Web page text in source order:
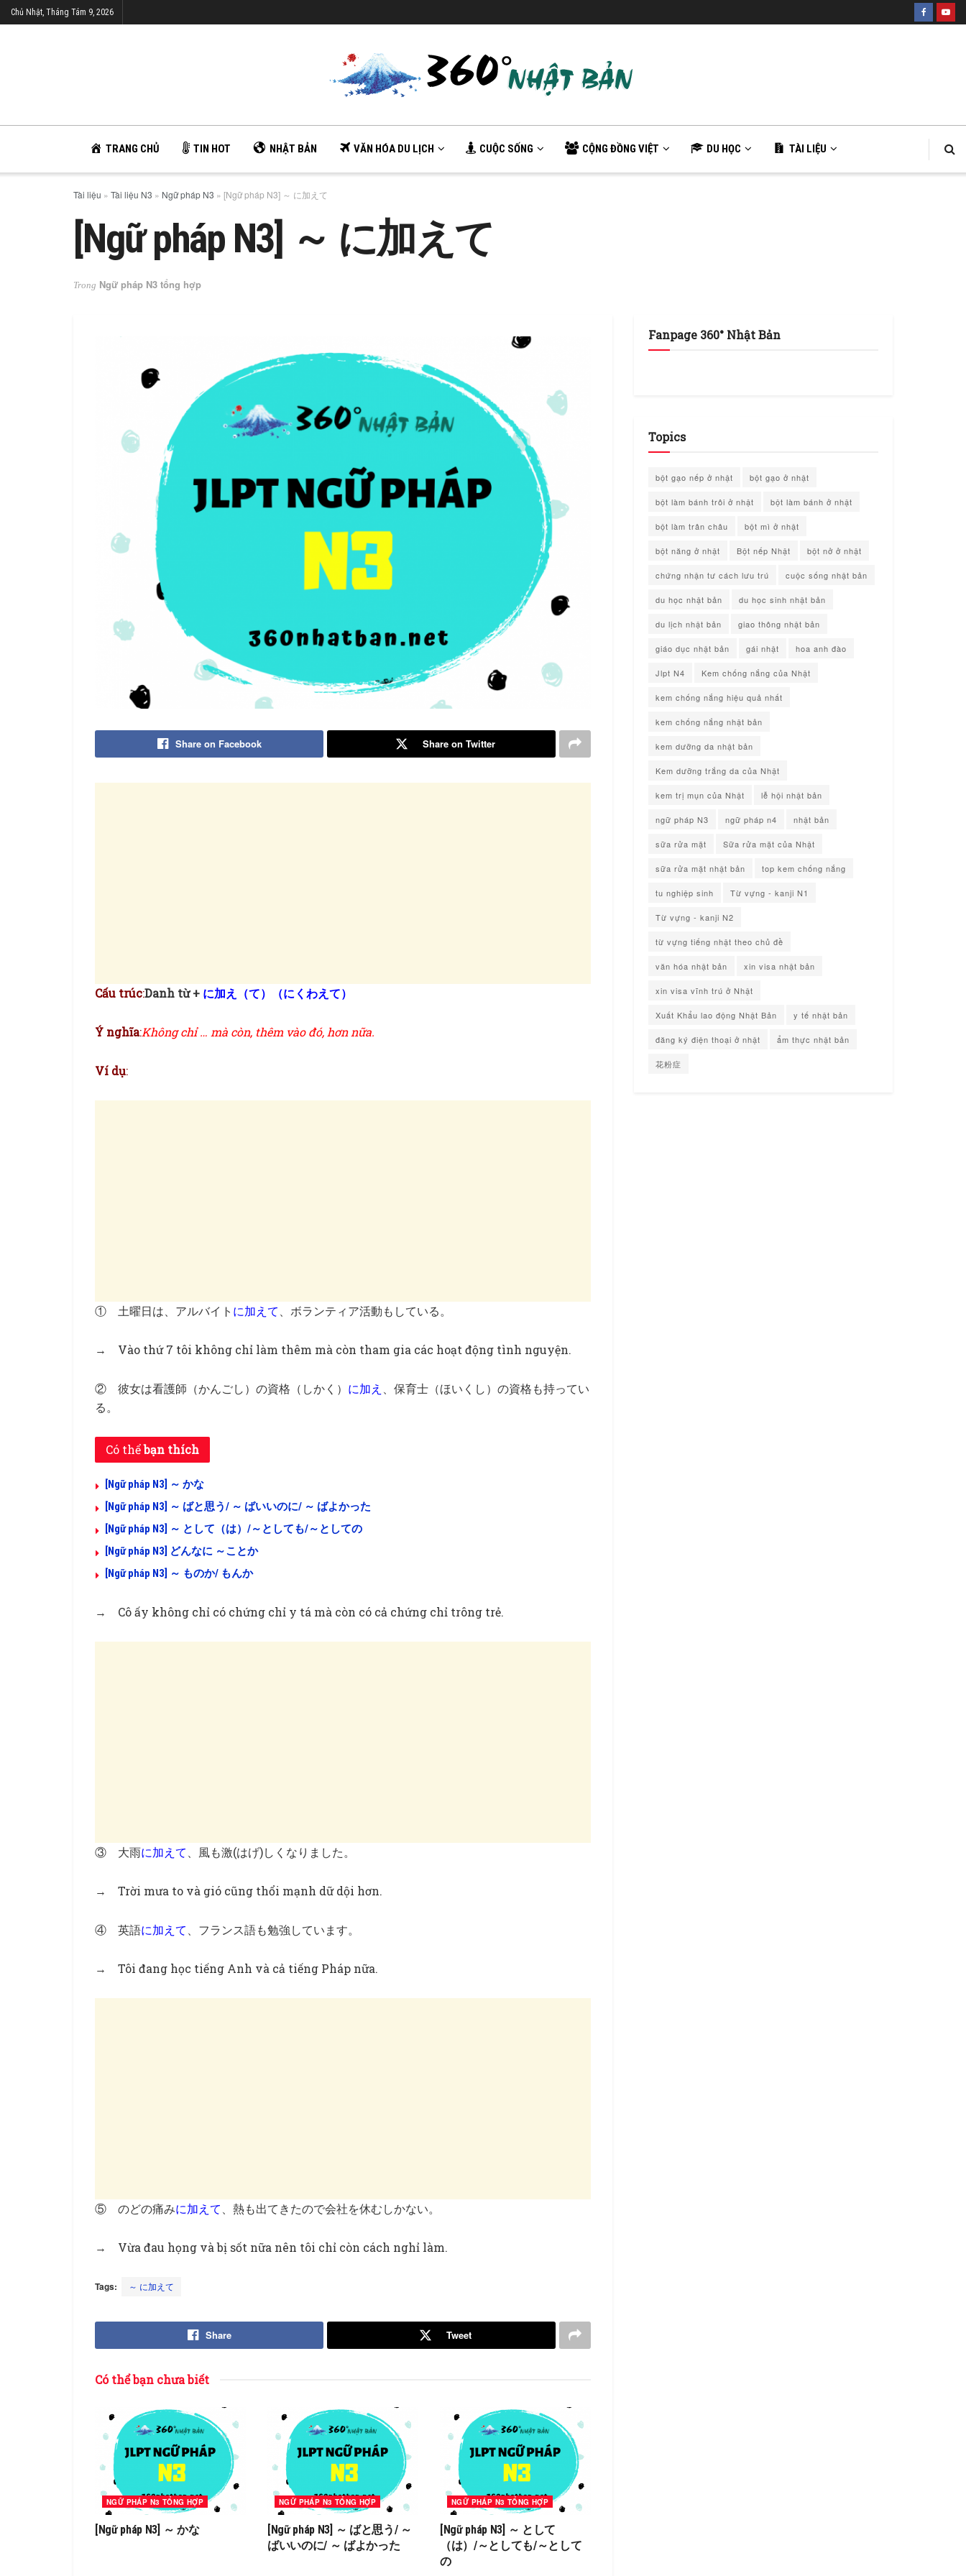
Chủ Nhật, Tháng Tám 9, 2026
TRANG CHỦ TIN HOT NHẬT BẢN VĂN HÓA DU LỊCH CUỘC SỐNG CỘNG ĐỒNG VIỆT DU HỌC TÀI LIỆU
Tài liệu » Tài liệu N3 » Ngữ pháp N3 » [Ngữ pháp N3] ～ に加えて
[Ngữ pháp N3] ～ に加えて
Trong Ngữ pháp N3 tổng hợp
Share on Facebook Share on Twitter
Cấu trúc:Danh từ + に加え（て）（にくわえて）
Ý nghĩa:Không chỉ … mà còn, thêm vào đó, hơn nữa.
Ví dụ:
① 土曜日は、アルバイト に加えて、ボランティア活動もしている。
→ Vào thứ 7 tôi không chỉ làm thêm mà còn tham gia các hoạt động tình nguyện.
② 彼女は看護師（かんごし）の資格（しかく） に加え 、保育士（ほいくし）の資格も持ってい
る。
Có thểbạn thích
[Ngữ pháp N3] ～ かな
[Ngữ pháp N3] ～ ばと思う/ ～ ばいいのに/ ～ ばよかった
[Ngữ pháp N3] ～ として（は）/～としても/～としての
[Ngữ pháp N3] どんなに ～ことか
[Ngữ pháp N3] ～ ものか/ もんか
→ Cô ấy không chỉ có chứng chỉ y tá mà còn có cả chứng chỉ trông trẻ.
③ 大雨に加えて、風も激(はげ)しくなりました。
→ Trời mưa to và gió cũng thổi mạnh dữ dội hơn.
④ 英語に加えて、フランス語も勉強しています。
→ Tôi đang học tiếng Anh và cả tiếng Pháp nữa.
⑤ のどの痛みに加えて、熱も出てきたので会社を休むしかない。
→ Vừa đau họng và bị sốt nữa nên tôi chỉ còn cách nghỉ làm.
Tags: ～ に加えて
Share Tweet
Có thể bạn chưa biết
NGỮ PHÁP N3 TỔNG HỢP
[Ngữ pháp N3] ～ かな
NGỮ PHÁP N3 TỔNG HỢP
[Ngữ pháp N3] ～ ばと思う/ ～
ばいいのに/ ～ ばよかった
NGỮ PHÁP N3 TỔNG HỢP
[Ngữ pháp N3] ～ として
（は）/～としても/～として
の
Fanpage 360° Nhật Bản
Topics
bột gạo nếp ở nhật bột gạo ở nhật
bột làm bánh trôi ở nhật bột làm bánh ở nhật
bột làm trân châu bột mì ở nhật
bột năng ở nhật Bột nếp Nhật bột nở ở nhật
chứng nhận tư cách lưu trú cuộc sống nhật bản
du học nhật bản du học sinh nhật bản
du lịch nhật bản giao thông nhật bản
giáo dục nhật bản gái nhật hoa anh đào
Jlpt N4 Kem chống nắng của Nhật
kem chống nắng hiệu quả nhất
kem chống nắng nhật bản
kem dưỡng da nhật bản
Kem dưỡng trắng da của Nhật
kem trị mụn của Nhật lễ hội nhật bản
ngữ pháp N3 ngữ pháp n4 nhật bản
sữa rửa mặt Sữa rửa mặt của Nhật
sữa rửa mặt nhật bản top kem chống nắng
tu nghiệp sinh Từ vựng - kanji N1
Từ vựng - kanji N2
từ vựng tiếng nhật theo chủ đề
văn hóa nhật bản xin visa nhật bản
xin visa vĩnh trú ở Nhật
Xuất Khẩu lao động Nhật Bản y tế nhật bản
đăng ký điện thoại ở nhật ẩm thực nhật bản
花粉症